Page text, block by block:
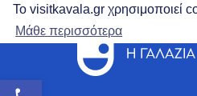
Ανοίξτε τη γραμμή εργαλείων
Το visitkavala.gr χρησιμοποιεί
Μάθε περισσότερα